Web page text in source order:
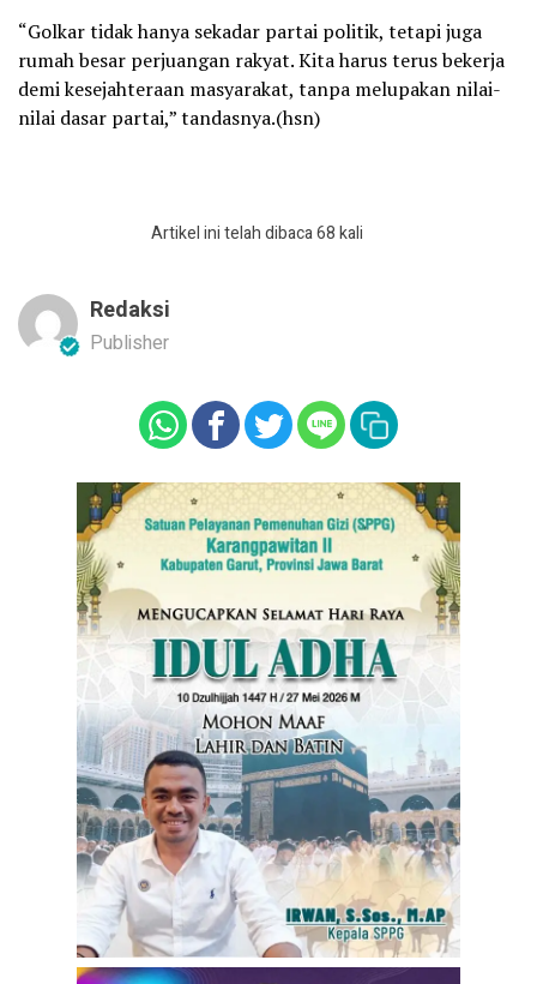
“Golkar tidak hanya sekadar partai politik, tetapi juga
rumah besar perjuangan rakyat. Kita harus terus bekerja
demi kesejahteraan masyarakat, tanpa melupakan nilai-
nilai dasar partai,” tandasnya.(hsn)
Artikel ini telah dibaca 68 kali
Redaksi
Publisher